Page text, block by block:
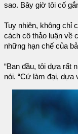
sao. Bây giờ tôi cố
Tuy nhiên, không chỉ
cách cô thảo luận về
những hạn chế của
“Ban đầu, tôi dựa rất
nói. “Cứ làm đại,